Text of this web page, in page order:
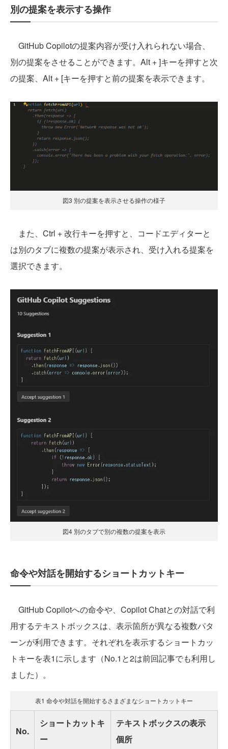
別の提案を表示する操作
GitHub Copilotの提案内容が受け入れられない場合、
別の提案をさせることができます。Alt + ]キーを押すと次
の提案、Alt + [キーを押すと前の提案を表示できます。
図3 別の提案を表示させる操作の様子
また、Ctrl + 改行キーを押すと、コードエディターと
は別のタブに複数の提案が表示され、受け入れる提案を
選択できます。
図4 別のタブで別の複数の提案を表示
命令や対話を開始するショートカットキー
GitHub Copilotへの命令や、Copilot Chatとの対話で利
用するテキストボックスは、表示箇所が異なる複数パタ
ーンが利用できます。それぞれを表示するショートカッ
トキーを表1に示します（No.1と2は前回記事でも利用し
ました）。
表1 命令や対話を開始するさまざまなショートカットキー
No.
ショートカットキ
ー
テキストボックスの表示
個所